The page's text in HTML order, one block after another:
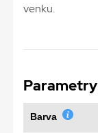
venku.
Parametry
Barva